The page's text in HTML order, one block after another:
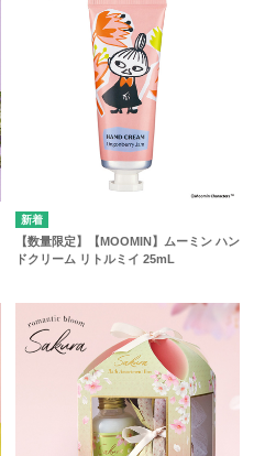
【数量限定】【MOOMIN】ムーミン ハン
ドクリーム リトルミイ 25mL